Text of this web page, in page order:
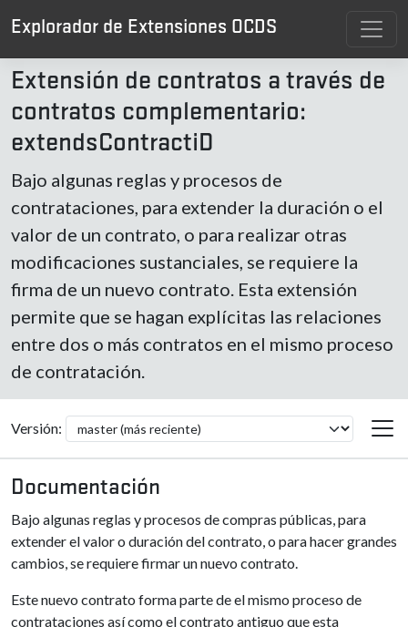
Explorador de Extensiones OCDS
Extensión de contratos a través de
contratos complementario:
extendsContractiD
Bajo algunas reglas y procesos de
contrataciones, para extender la duración o el
valor de un contrato, o para realizar otras
modificaciones sustanciales, se requiere la
firma de un nuevo contrato. Esta extensión
permite que se hagan explícitas las relaciones
entre dos o más contratos en el mismo proceso
de contratación.
Versión:
Documentación
Bajo algunas reglas y procesos de compras públicas, para
extender el valor o duración del contrato, o para hacer grandes
cambios, se requiere firmar un nuevo contrato.
Este nuevo contrato forma parte de el mismo proceso de
contrataciones así como el contrato antiguo que esta